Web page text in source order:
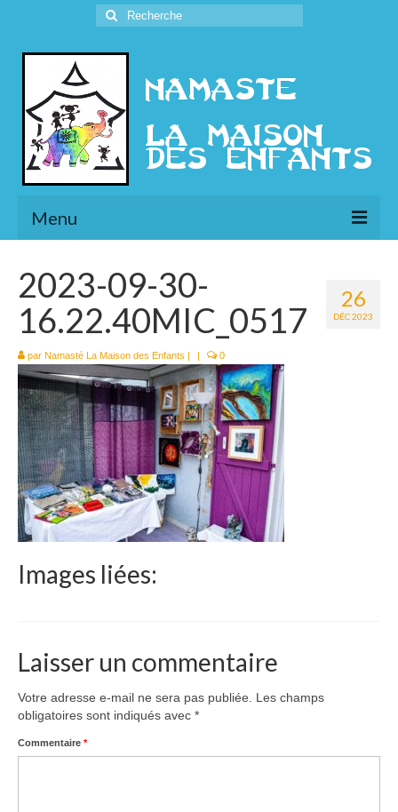
Rechercher
:
Menu
Présentation
l’Ethique
Historique
Le Népal
Documents
Parrainages
Missions 2023
Nous contacter
26
DÉC 2023
2023-09-30-
16.22.40MIC_0517
par Namasté La Maison des Enfants | | 0
Images liées:
Laisser un commentaire
Votre adresse e-mail ne sera pas publiée.
Les champs
obligatoires sont indiqués avec *
Commentaire *